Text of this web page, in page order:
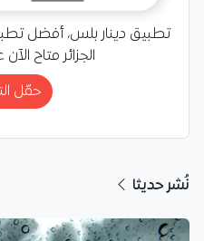
تطبيق دينار بلس، أفضل
الجزائر متاح
حمّل
نُشر حديثا